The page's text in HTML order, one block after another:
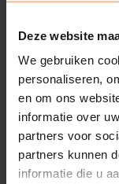
Deze website
We gebruiken
personaliseren,
en om ons
informatie over
partners voor
partners kunnen
informatie die u
Recent bekeken